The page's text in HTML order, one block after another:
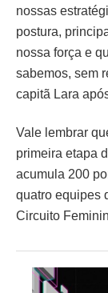
nossas
postura,
nossa força e
sabemos, sem
capitã Lara
Vale lembrar
primeira etapa
acumula 200
quatro equipes
Circuito